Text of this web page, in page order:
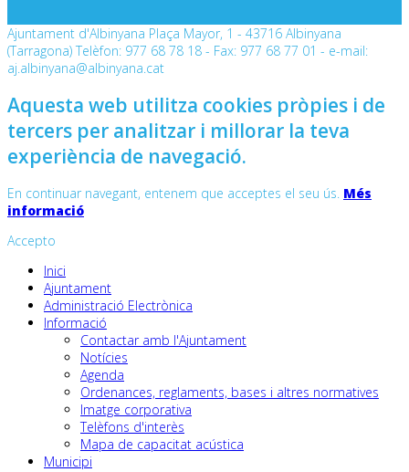
Ajuntament d'Albinyana Plaça Mayor, 1 - 43716 Albinyana
(Tarragona) Telèfon: 977 68 78 18 - Fax: 977 68 77 01 - e-mail:
aj.albinyana@albinyana.cat
Aquesta web utilitza cookies pròpies i de
tercers per analitzar i millorar la teva
experiència de navegació.
En continuar navegant, entenem que acceptes el seu ús. Més
informació
Accepto
Inici
Ajuntament
Administració Electrònica
Informació
Contactar amb l'Ajuntament
Notícies
Agenda
Ordenances, reglaments, bases i altres normatives
Imatge corporativa
Telèfons d'interès
Mapa de capacitat acústica
Municipi